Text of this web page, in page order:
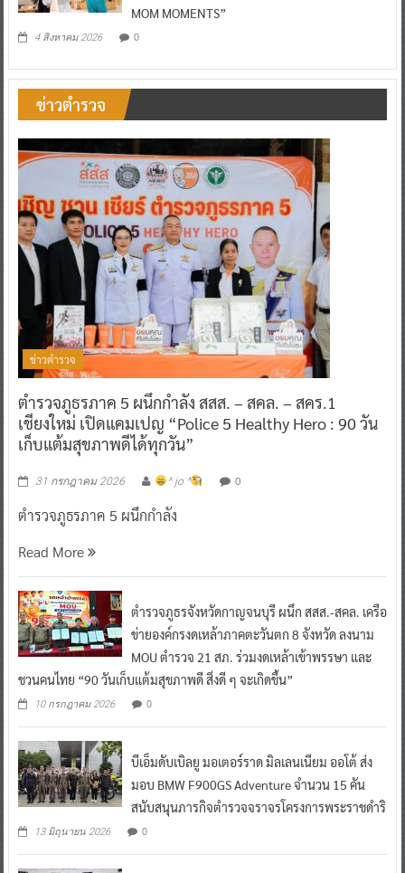
MOM MOMENTS”
4 สิงหาคม 2026 0
ข่าวตำรวจ
ข่าวตำรวจ
ตำรวจภูธรภาค 5 ผนึกกำลัง สสส. – สคล. – สคร.1
เชียงใหม่ เปิดแคมเปญ “Police 5 Healthy Hero : 90 วัน
เก็บแต้มสุขภาพดีได้ทุกวัน”
31 กรกฎาคม 2026 ^ jo ^ 0
ตำรวจภูธรภาค 5 ผนึกกำลัง
Read More
ตำรวจภูธรจังหวัดกาญจนบุรี ผนึก สสส.-สคล. เครือ
ข่ายองค์กรงดเหล้าภาคตะวันตก 8 จังหวัด ลงนาม
MOU ตำรวจ 21 สภ. ร่วมงดเหล้าเข้าพรรษา และ
ชวนคนไทย “90 วันเก็บแต้มสุขภาพดี สิ่งดี ๆ จะเกิดขึ้น”
10 กรกฎาคม 2026 0
บีเอ็มดับเบิลยู มอเตอร์ราด มิลเลนเนียม ออโต้ ส่ง
มอบ BMW F900GS Adventure จำนวน 15 คัน
สนับสนุนภารกิจตำรวจจราจรโครงการพระราชดำริ
13 มิถุนายน 2026 0